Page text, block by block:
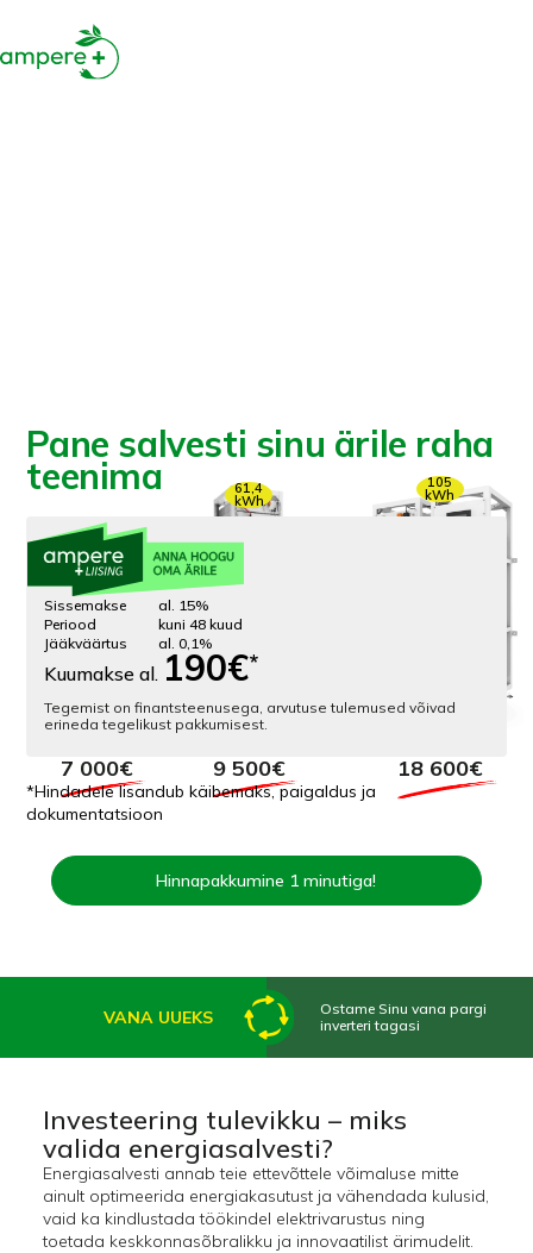
Pane salvesti sinu ärile raha
teenima
Sissemakse
al. 15%
Periood
kuni 48 kuud
Jääkväärtus
al. 0,1%
Kuumakse al. 190€*
Tegemist on finantsteenusega, arvutuse tulemused võivad
erineda tegelikust pakkumisest.
*Hindadele lisandub käibemaks, paigaldus ja
dokumentatsioon
Hinnapakkumine 1 minutiga!
7 000€
40
kWh
9 500€
61,4
kWh
18 600€
105
kWh
VANA UUEKS
Ostame Sinu vana pargi
inverteri tagasi
Investeering tulevikku – miks
valida energiasalvesti?
Energiasalvesti annab teie ettevõttele võimaluse mitte
ainult optimeerida energiakasutust ja vähendada kulusid,
vaid ka kindlustada töökindel elektrivarustus ning
toetada keskkonnasõbralikku ja innovaatilist ärimudelit.